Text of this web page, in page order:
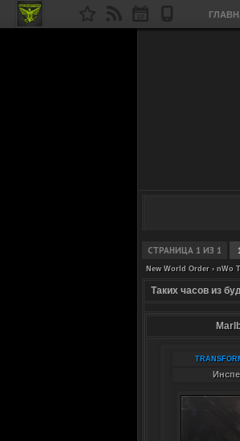
СТРАНИЦА 1 ИЗ 1
New World Order › nWo
Таких часов из